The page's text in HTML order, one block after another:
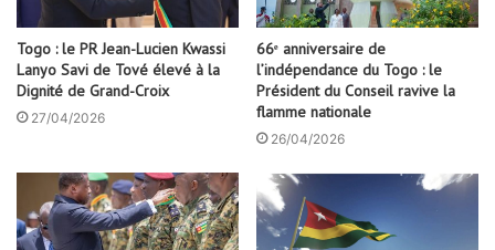
Togo : le PR Jean-Lucien Kwassi
Lanyo Savi de Tové élevé à la
Dignité de Grand-Croix
27/04/2026
66ᵉ anniversaire de
l’indépendance du Togo : le
Président du Conseil ravive la
flamme nationale
26/04/2026